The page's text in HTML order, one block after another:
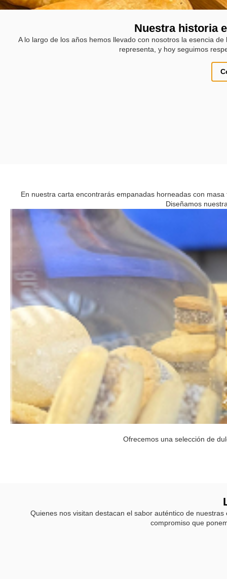
Nuestra historia
A lo largo de los años hemos llevado con nosotros la esencia
representa, y hoy seguimos
En nuestra carta encontrarás empanadas horneadas con
Diseñamos
Ofrecemos una selección de
Quienes nos visitan destacan el sabor auténtico de
compromiso que